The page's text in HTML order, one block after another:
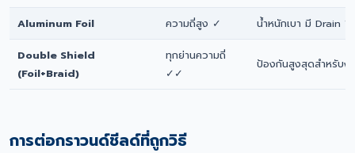
Aluminum Foil ความถี่สูง ✓ น้ำหนักเบา มี Drain
Double Shield
(Foil+Braid)
ทุกย่านความถี่
✓✓
ป้องกันสูงสุดสำหรับง
การต่อกราวนด์ชีลด์ที่ถูกวิธี